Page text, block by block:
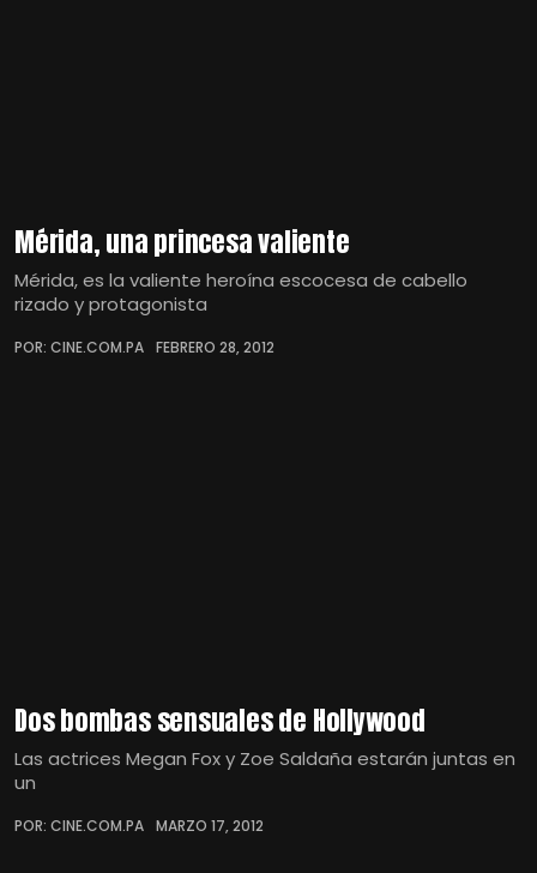
Mérida, una princesa valiente
Mérida, es la valiente heroína escocesa de cabello
rizado y protagonista
POR: CINE.COM.PA FEBRERO 28, 2012
Dos bombas sensuales de Hollywood
Las actrices Megan Fox y Zoe Saldaña estarán juntas en
un
POR: CINE.COM.PA MARZO 17, 2012